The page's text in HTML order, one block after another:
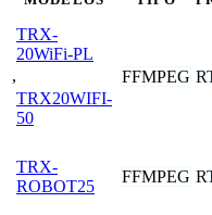
TRX-
20WiFi-PL
,
TRX20WIFI-
50
FFMPEG
TRX-
ROBOT25
FFMPEG